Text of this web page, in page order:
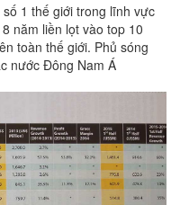
1 thế giới trong lĩnh vực
năm liền lọt vào top 10
toàn thế giới. Phủ sóng
nước Đông Nam Á